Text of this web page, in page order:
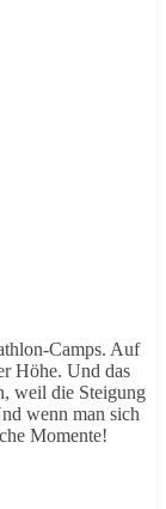
Camps. Auf
Höhe. Und das
weil die Steigung
wenn man sich
Momente!